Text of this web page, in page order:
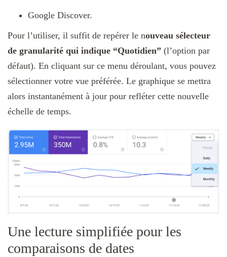
Google Discover.
Pour l’utiliser, il suffit de repérer le nouveau sélecteur
de granularité qui indique “Quotidien” (l’option par
défaut). En cliquant sur ce menu déroulant, vous pouvez
sélectionner votre vue préférée. Le graphique se mettra
alors instantanément à jour pour refléter cette nouvelle
échelle de temps.
Une lecture simplifiée pour les
comparaisons de dates